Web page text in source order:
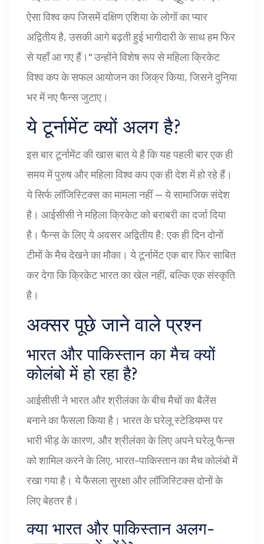
ऐसा विश्व कप जिसमें दक्षिण एशिया के लोगों का प्यार
अद्वितीय है, उसकी आगे बढ़ती हुई भागीदारी के साथ हम फिर
से यहाँ आ गए हैं।" उन्होंने विशेष रूप से महिला क्रिकेट
विश्व कप के सफल आयोजन का जिक्र किया, जिसने दुनिया
भर में नए फैन्स जुटाए।
ये टूर्नामेंट क्यों अलग है?
इस बार टूर्नामेंट की खास बात ये है कि यह पहली बार एक ही
समय में पुरुष और महिला विश्व कप एक ही देश में हो रहे हैं।
ये सिर्फ लॉजिस्टिक्स का मामला नहीं — ये सामाजिक संदेश
है। आईसीसी ने महिला क्रिकेट को बराबरी का दर्जा दिया
है। फैन्स के लिए ये अवसर अद्वितीय है: एक ही दिन दोनों
टीमों के मैच देखने का मौका। ये टूर्नामेंट एक बार फिर साबित
कर देगा कि क्रिकेट भारत का खेल नहीं, बल्कि एक संस्कृति
है।
अक्सर पूछे जाने वाले प्रश्न
भारत और पाकिस्तान का मैच क्यों
कोलंबो में हो रहा है?
आईसीसी ने भारत और श्रीलंका के बीच मैचों का बैलेंस
बनाने का फैसला किया है। भारत के घरेलू स्टेडियम्स पर
भारी भीड़ के कारण, और श्रीलंका के लिए अपने घरेलू फैन्स
को शामिल करने के लिए, भारत-पाकिस्तान का मैच कोलंबो में
रखा गया है। ये फैसला सुरक्षा और लॉजिस्टिक्स दोनों के
लिए बेहतर है।
क्या भारत और पाकिस्तान अलग-